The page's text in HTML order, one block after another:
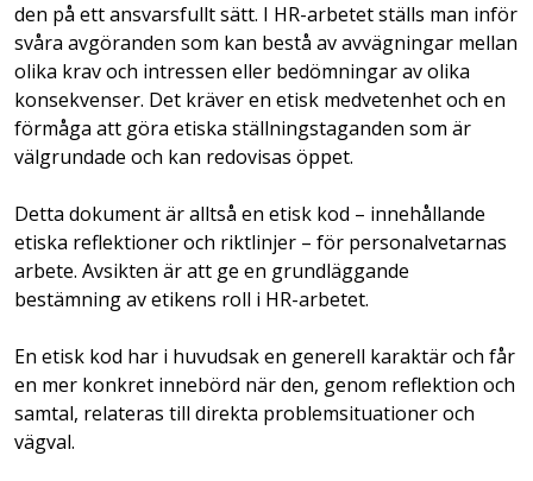
den på ett ansvarsfullt sätt. I HR-arbetet ställs man inför
svåra avgöranden som kan bestå av avvägningar mellan
olika krav och intressen eller bedömningar av olika
konsekvenser. Det kräver en etisk medvetenhet och en
förmåga att göra etiska ställningstaganden som är
välgrundade och kan redovisas öppet.
Detta dokument är alltså en etisk kod – innehållande
etiska reflektioner och riktlinjer – för personalvetarnas
arbete. Avsikten är att ge en grundläggande
bestämning av etikens roll i HR-arbetet.
En etisk kod har i huvudsak en generell karaktär och får
en mer konkret innebörd när den, genom reflektion och
samtal, relateras till direkta problemsituationer och
vägval.